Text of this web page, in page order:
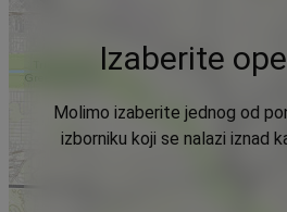
Izaberite
Molimo izaberite jednog od
izborniku koji se nalazi iznad